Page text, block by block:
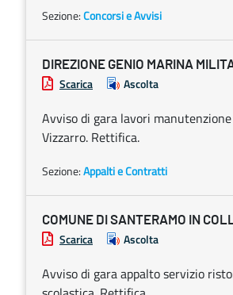
Sezione:Concorsi e Avvisi
DIREZIONE GENIO MARINA
Scarica Ascolta
Avviso di gara lavori
Vizzarro. Rettifica.
Sezione:Appalti e Contratti
COMUNE DI SANTERAMO IN
Scarica Ascolta
Avviso di gara appalto servizio